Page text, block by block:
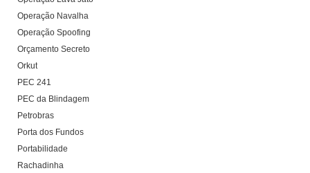
Operação Navalha
Operação Spoofing
Orçamento Secreto
Orkut
PEC 241
PEC da Blindagem
Petrobras
Porta dos Fundos
Portabilidade
Rachadinha